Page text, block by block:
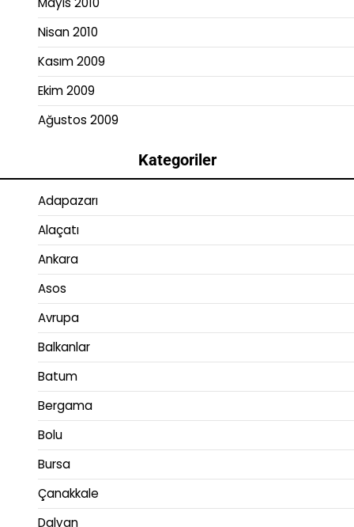
Nisan 2010
Kasım 2009
Ekim 2009
Ağustos 2009
Kategoriler
Adapazarı
Alaçatı
Ankara
Asos
Avrupa
Balkanlar
Batum
Bergama
Bolu
Bursa
Çanakkale
Dalyan